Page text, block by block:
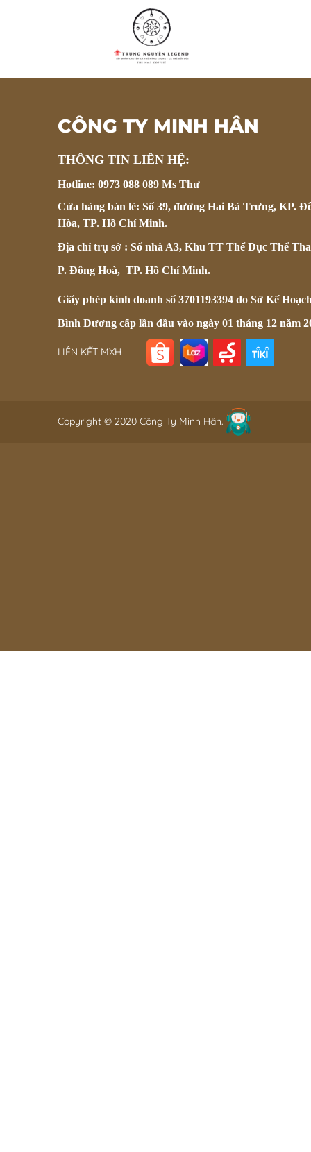
CÔNG TY MINH HÂN
THÔNG TIN LIÊN HỆ:
Hotline: 0973 088 089 Ms Thư
Cửa hàng bán lẻ: Số 39, đường Hai Bà Trưng, KP.
Hòa, TP. Hồ Chí Minh.
Địa chỉ trụ sở : Số nhà A3, Khu TT Thể Dục Thể
P. Đông Hoà, TP. Hồ Chí Minh.
Giấy phép kinh doanh số 3701193394 do Sở Kế
Bình Dương cấp lần đầu vào ngày 01 tháng 12 năm
LIÊN KẾT MXH
Copyright © 2020 Công Ty Minh Hân.